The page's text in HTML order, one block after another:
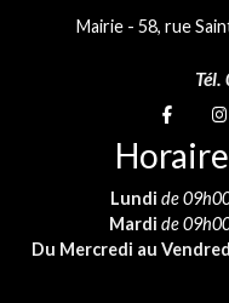
Mairie - 58, rue
Suivez-
Lundi de
Mardi de
Du Mercredi au